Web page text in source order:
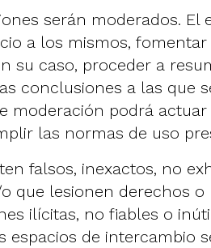
serán moderados. El
a los mismos, fomentar
su caso, proceder a
conclusiones a las que
moderación podrá
las normas de uso
falsos, inexactos, no
que lesionen derechos o
ilícitas, no fiables o
espacios de intercambio